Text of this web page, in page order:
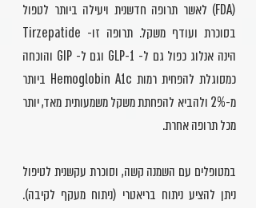
(FDA) לאשר תרופה חדשנית ויעילה ביותר לטפול
בסוכרת ועודף משקל. תרופה זו- Tirzepatide
הינה אנלוג כפול גם ל- GLP-1 וגם ל- GIP והוכחה
כמסוגלת להפחית רמות Hemoglobin A1c ביותר
מ-2% ולהביא להפחתת משקל משמעותית מאד, יותר
מכל תרופה אחרת.
במטופלים עם השמנה קשה, וסוכרת עקשנית לטיפול
ניתן להציע ניתוח בריאטרי (ניתוח מעקף לקיבה).